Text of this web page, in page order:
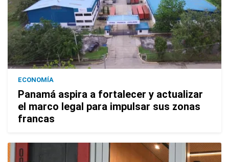
ECONOMÍA
Panamá aspira a fortalecer y actualizar
el marco legal para impulsar sus zonas
francas